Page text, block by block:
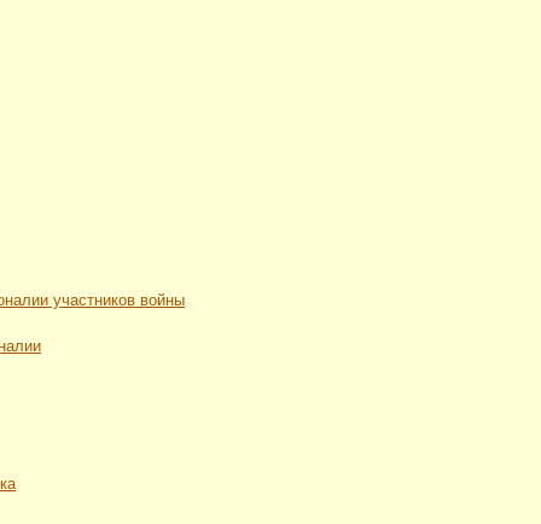
участников войны